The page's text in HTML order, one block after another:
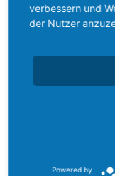
verbessern und
der Nutzer
Powered by